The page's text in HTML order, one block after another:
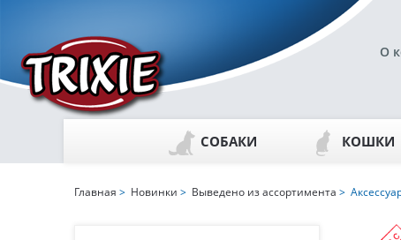
О
СОБАКИ КОШКИ
Главная > Новинки > Выведено из ассортимента >